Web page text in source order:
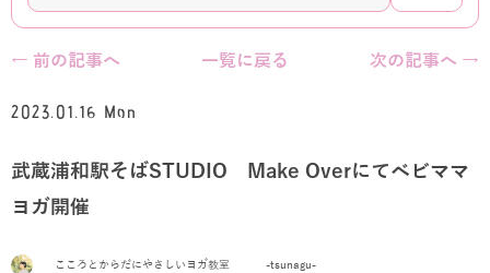
ヨガ資格講座 ›
← 前の記事へ 一覧に戻る 次の記事へ →
2023.01.16 Mon
武蔵浦和駅そばSTUDIO Make Overにてベビママ
ヨガ開催
こころとからだにやさしいヨガ教室 -tsunagu-